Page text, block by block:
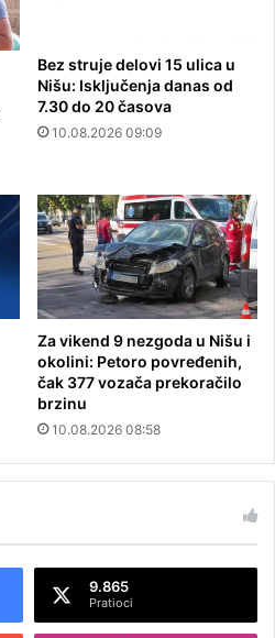
Bez struje delovi 15 ulica u
Nišu: Isključenja danas od
7.30 do 20 časova
10.08.2026 09:09
Za vikend 9 nezgoda u Nišu i
okolini: Petoro povređenih,
čak 377 vozača prekoračilo
brzinu
10.08.2026 08:58
9.865
Pratioci